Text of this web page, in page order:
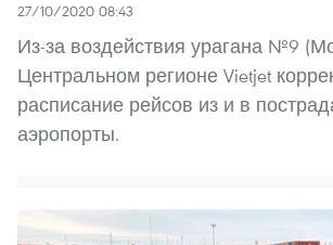
27/10/2020 08:43
Из-за воздействия урагана №9
Центральном регионе Vietjet
расписание рейсов из и в
аэропорты.